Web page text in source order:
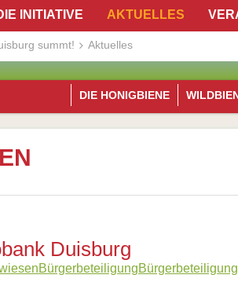
INITIATIVE AKTUELLES
summt! Aktuelles
DIE HONIGBIENE
Duisburg
BürgerbeteiligungBürgerbeteiligung